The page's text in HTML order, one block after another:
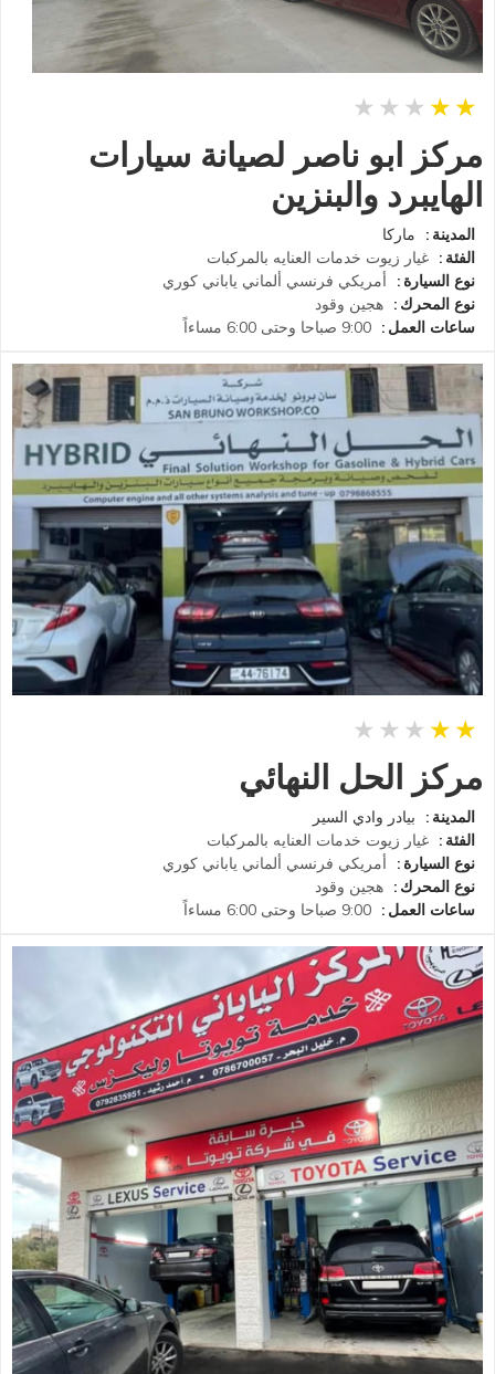
مركز ابو ناصر لصيانة سيارات
الهايبرد والبنزين
المدينة
ماركا
الفئة
غيار زيوت خدمات العنايه بالمركبات
نوع السيارة
أمريكي فرنسي ألماني ياباني كوري
نوع المحرك
هجين وقود
ساعات العمل
9:00 صباحا وحتى 6:00 مساءاً
مركز الحل النهائي
المدينة
بيادر وادي السير
الفئة
غيار زيوت خدمات العنايه بالمركبات
نوع السيارة
أمريكي فرنسي ألماني ياباني كوري
نوع المحرك
هجين وقود
ساعات العمل
9:00 صباحا وحتى 6:00 مساءاً